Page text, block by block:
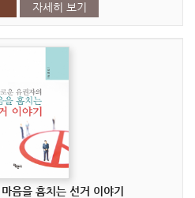
자세히 보기
음을 훔치는 선거 이야기